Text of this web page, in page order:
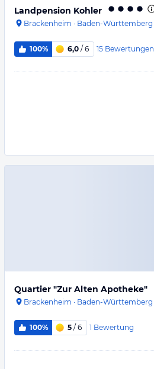
Landpension Kohler
Brackenheim · Baden-Württemberg
100% 6,0 / 6 15 Bewertungen
Quartier "Zur Alten Apotheke"
Brackenheim · Baden-Württemberg
100% 5 / 6 1 Bewertung